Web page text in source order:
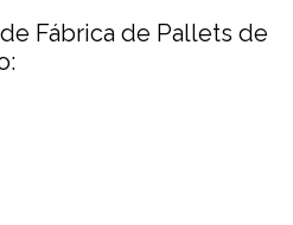
Fábrica de Pallets de